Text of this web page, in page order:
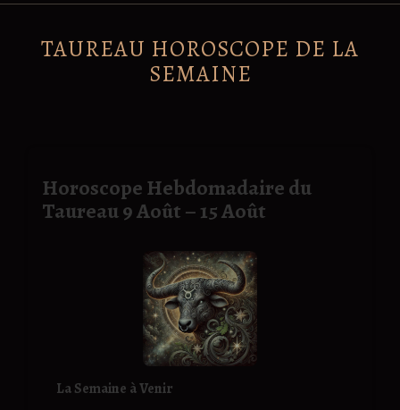
TAUREAU HOROSCOPE DE LA
SEMAINE
Horoscope Hebdomadaire du
Taureau 9 Août – 15 Août
La Semaine à Venir